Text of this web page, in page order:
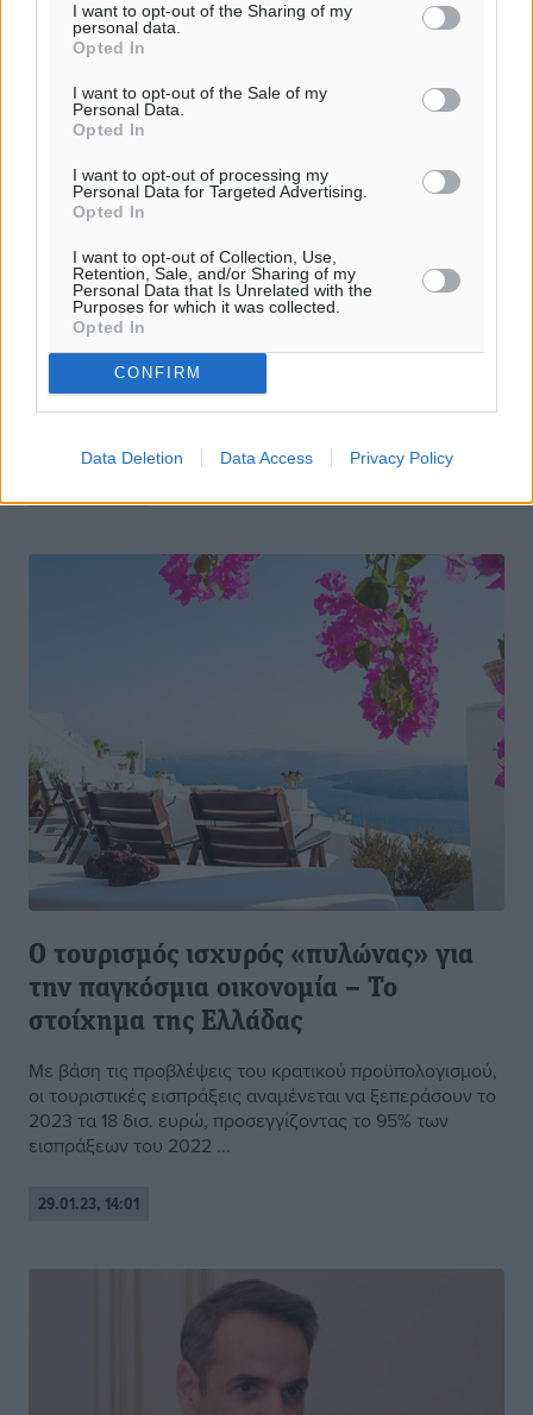
I want to opt-out of the Sharing of my
personal data.
Opted In
I want to opt-out of the Sale of my
Personal Data.
Opted In
I want to opt-out of processing my
Personal Data for Targeted Advertising.
Opted In
I want to opt-out of Collection, Use,
Retention, Sale, and/or Sharing of my
Personal Data that Is Unrelated with the
Purposes for which it was collected.
Opted In
CONFIRM
Data Deletion Data Access Privacy Policy
Καϊλή- Ζούσε σαν σταρ του
κινηματογράφου
Με σκληρή γλώσσα παρουσιάζουν την Εύα Καϊλή οι
Financial Times σε σημερινό τους άρθρο, «ρίχνοντας»
φως στην υπόθεση του Qatargate. «Η άνοδος και η
Ο τουρισμός ισχυρός «πυλώνας» για
την παγκόσμια οικονομία – Το
στοίχημα της Ελλάδας
Με βάση τις προβλέψεις του κρατικού προϋπολογισμού,
οι τουριστικές εισπράξεις αναμένεται να ξεπεράσουν το
2023 τα 18 δισ. ευρώ, προσεγγίζοντας το 95% των
εισπράξεων του 2022 ...
29.01.23, 14:01